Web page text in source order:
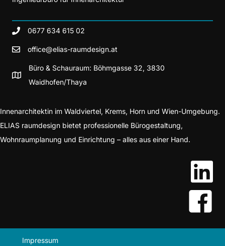
0677 634 615 02
office@elias-raumdesign.at
Büro & Schauraum: Böhmgasse 32, 3830
Waidhofen/Thaya
Innenarchitektin im Waldviertel, Krems, Horn und Wien-Umgebung.
ELIAS raumdesign bietet professionelle Bürogestaltung,
Wohnraumplanung und Einrichtung – alles aus einer Hand.
Impressum